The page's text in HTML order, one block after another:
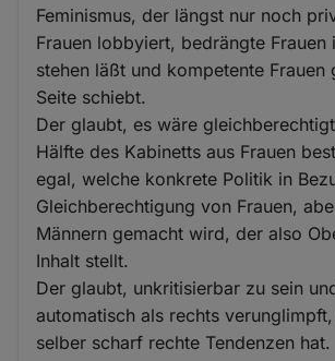
Feminismus, der längst nur noch
Frauen lobbyiert, bedrängte Frauen
stehen läßt und kompetente Frauen
Seite schiebt.
Der glaubt, es wäre
Hälfte des Kabinetts aus Frauen
egal, welche konkrete Politik in
Gleichberechtigung von Frauen,
Männern gemacht wird, der also
Inhalt stellt.
Der glaubt, unkritisierbar zu sein
automatisch als rechts
selber scharf rechte Tendenzen hat.